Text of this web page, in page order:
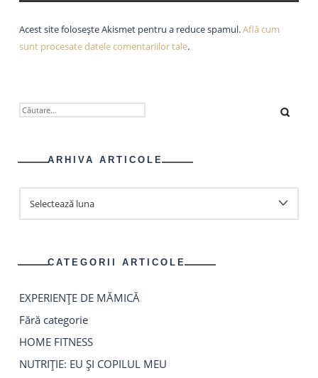
Acest site folosește Akismet pentru a reduce spamul.Află cum
sunt procesate datele comentariilor tale.
CAUTĂ
DUPĂ:
ARHIVA ARTICOLE
ARHIVA
ARTICOLE
CATEGORII ARTICOLE
EXPERIENȚE DE MĂMICĂ
Fără categorie
HOME FITNESS
NUTRIȚIE: EU ȘI COPILUL MEU